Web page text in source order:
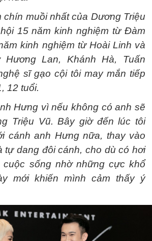
chín muồi nhất của Dương Triệu
15 năm kinh nghiệm từ Đàm
kinh nghiệm từ Hoài Linh và
Lan, Khánh Hà, Tuấn
sĩ gạo cội tôi may mắn tiếp
12 tuổi.
Hưng vì nếu không có anh sẽ
Triệu Vũ. Bây giờ đến lúc tôi
cánh anh Hưng nữa, thay vào
tự dang đôi cánh, cho dù có hơi
cuộc sống nhờ những cực khổ
mới khiến mình cảm thấy ý